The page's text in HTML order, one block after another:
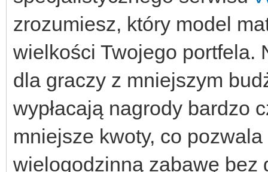
zrozumiesz, który model
wielkości Twojego portfela.
dla graczy z mniejszym
wypłacają nagrody bardzo
mniejsze kwoty, co
wielogodzinną zabawę bez